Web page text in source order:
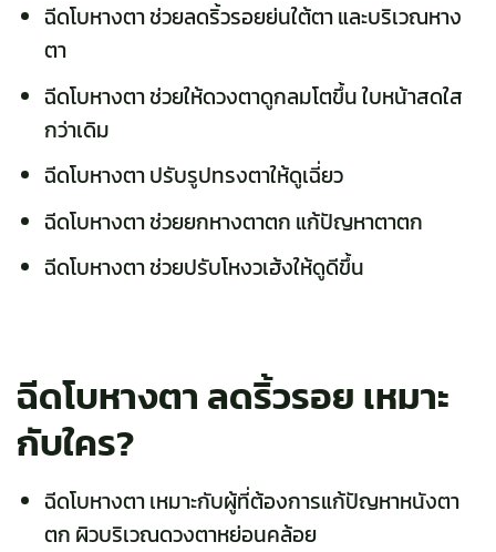
ฉีดโบหางตา ช่วยลดริ้วรอยย่นใต้ตา และบริเวณหาง
ตา
ฉีดโบหางตา ช่วยให้ดวงตาดูกลมโตขึ้น ใบหน้าสดใส
กว่าเดิม
ฉีดโบหางตา ปรับรูปทรงตาให้ดูเฉี่ยว
ฉีดโบหางตา ช่วยยกหางตาตก แก้ปัญหาตาตก
ฉีดโบหางตา ช่วยปรับโหงวเฮ้งให้ดูดีขึ้น
ฉีดโบหางตา ลดริ้วรอย เหมาะ
กับใคร?
ฉีดโบหางตา เหมาะกับผู้ที่ต้องการแก้ปัญหาหนังตา
ตก ผิวบริเวณดวงตาหย่อนคล้อย